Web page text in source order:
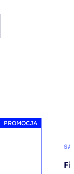
PROMOCJA